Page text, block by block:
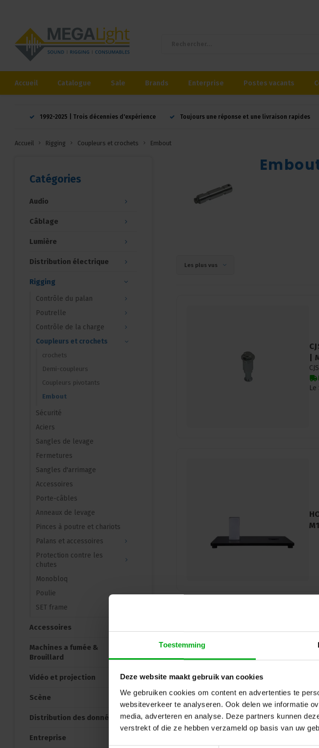
Toestemming
Deze website maakt gebruik van cookies
We gebruiken cookies om content en advertenties te
websiteverkeer te analyseren. Ook delen we informatie
media, adverteren en analyse. Deze partners kunnen
verstrekt of die ze hebben verzameld op basis van uw
Accueil Catalogue Sale Brands Enterprise Postes vacants
1992-2025 | Trois décennies d'expérience Toujours une réponse et une livraison rapides
Accueil Rigging Coupleurs et crochets Embout
Catégories
Audio
Câblage
Lumière
Distribution électrique
Rigging
Contrôle du palan
Poutrelle
Contrôle de la charge
Coupleurs et crochets
crochets
Demi-coupleurs
Coupleurs pivotants
Embout
Sécurité
Aciers
Sangles de levage
Fermetures
Sangles d'arrimage
Accessoires
Porte-câbles
Anneaux de levage
Pinces à poutre et chariots
Palans et accessoires
Protection contre les
chutes
Monobloq
Poulie
SET frame
Accessoires
Machines a fumée &
Brouillard
Vidéo et projection
Scène
Distribution des données
Entreprise
Les plus vus
|